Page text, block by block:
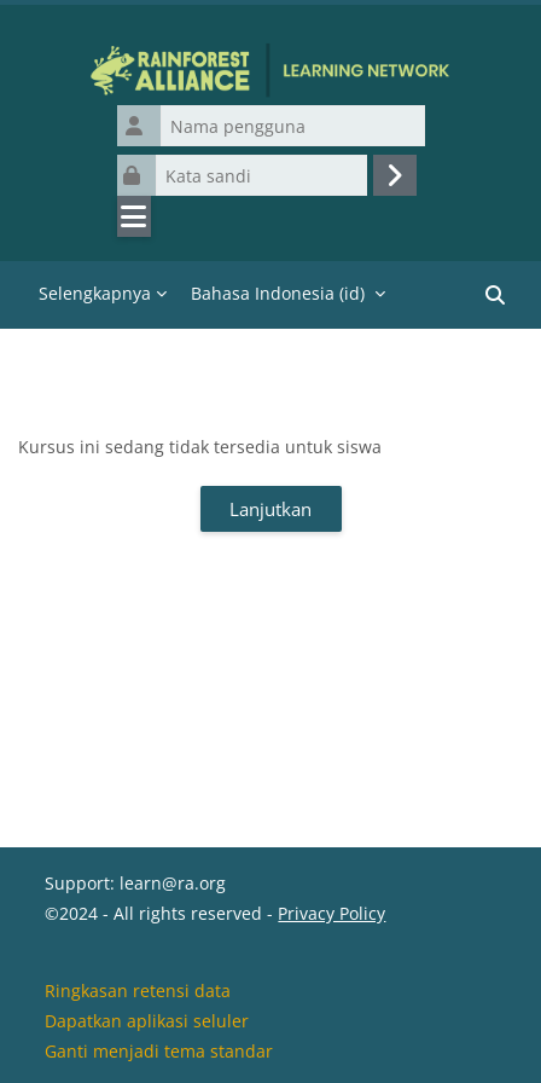
Nama pengguna
Kata sandi
Masuk
Selengkapnya Bahasa Indonesia ‎(id)‎
Cari
Kursus ini sedang tidak tersedia untuk siswa
Lanjutkan
Support: learn@ra.org
©2024 - All rights reserved - Privacy Policy
Ringkasan retensi data
Dapatkan aplikasi seluler
Ganti menjadi tema standar